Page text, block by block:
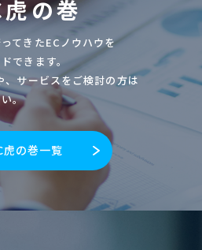
の巻
てきたECノウハウを
できます。
、サービスをご検討の方は
。
虎の巻一覧